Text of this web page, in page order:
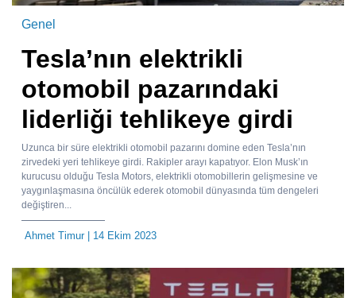
Genel
Tesla’nın elektrikli
otomobil pazarındaki
liderliği tehlikeye girdi
Uzunca bir süre elektrikli otomobil pazarını domine eden Tesla’nın
zirvedeki yeri tehlikeye girdi. Rakipler arayı kapatıyor. Elon Musk’ın
kurucusu olduğu Tesla Motors, elektrikli otomobillerin gelişmesine ve
yaygınlaşmasına öncülük ederek otomobil dünyasında tüm dengeleri
değiştiren...
Ahmet Timur| 14 Ekim 2023